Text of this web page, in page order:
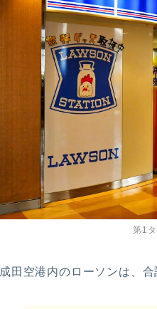
第1
成田空港内のローソンは、